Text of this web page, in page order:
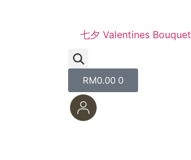
七夕 Valentines Bouquet
RM0.00 0